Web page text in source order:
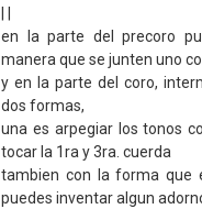
en la parte del precoro
manera que se junten uno
y en la parte del coro,
dos formas,
una es arpegiar los tonos
tocar la 1ra y 3ra. cuerda
tambien con la forma que
puedes inventar algun